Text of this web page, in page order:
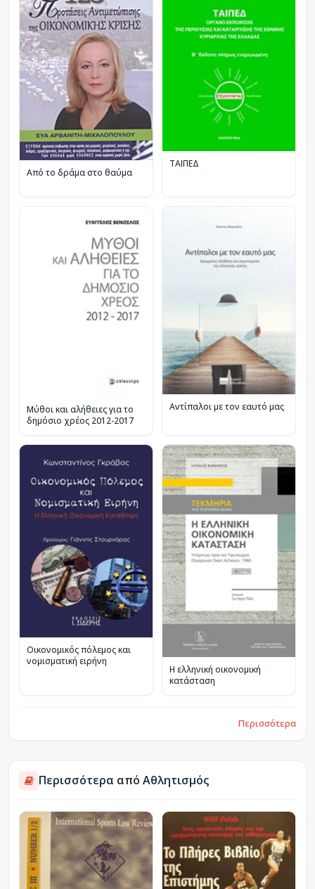
Από το δράμα στο θαύμα
ΤΑΙΠΕΔ
Μύθοι και αλήθειες για το
δημόσιο χρέος 2012-2017
Αντίπαλοι με τον εαυτό μας
Οικονομικός πόλεμος και
νομισματική ειρήνη
Η ελληνική οικονομική
κατάσταση
Περισσότερα
Περισσότερα από Αθλητισμός